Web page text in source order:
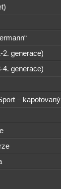
2. generace)
4. generace)
– kapotovaný